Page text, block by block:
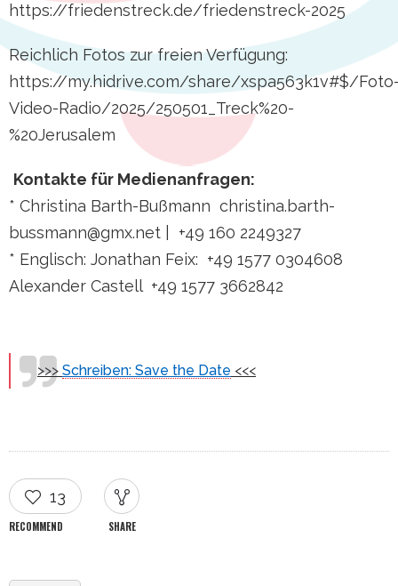
https://friedenstreck.de/friedenstreck-2025
Reichlich Fotos zur freien Verfügung:
https://my.hidrive.com/share/xspa563k1v#$/
Video-Radio/2025/250501_Treck%20-
%20Jerusalem
Kontakte für Medienanfragen:
* Christina Barth-Bußmann christina.barth-
bussmann@gmx.net |
+49 160 2249327
* Englisch: Jonathan Feix: +49 1577 0304608
Alexander Castell +49 1577 3662842
>>> Schreiben: Save the Date <<<
13
RECOMMEND SHARE